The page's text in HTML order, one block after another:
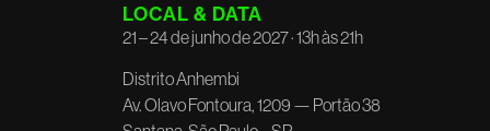
LOCAL & DATA
21 – 24 de junho de 2027 · 13h às 21h
Distrito Anhembi
Av. Olavo Fontoura, 1209 — Portão 38